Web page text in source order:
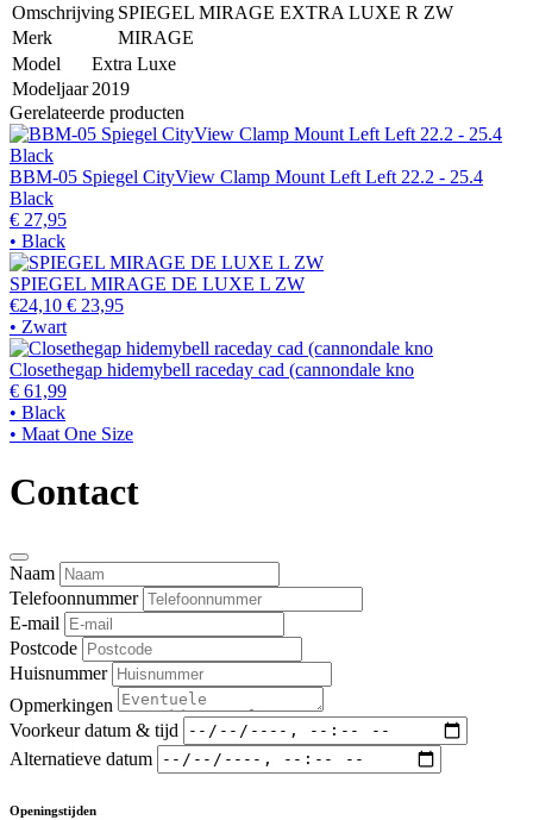
Omschrijving SPIEGEL MIRAGE EXTRA LUXE R ZW
Merk
MIRAGE
Model
Extra Luxe
Modeljaar 2019
Gerelateerde producten
BBM-05 Spiegel CityView Clamp Mount Left Left 22.2 - 25.4
Black
€ 27,95
• Black
SPIEGEL MIRAGE DE LUXE L ZW
€24,10 € 23,95
• Zwart
Closethegap hidemybell raceday cad (cannondale kno
€ 61,99
• Black
• Maat One Size
Contact
Naam
Telefoonnummer
E-mail
Postcode
Huisnummer
Opmerkingen
Voorkeur datum & tijd
Alternatieve datum
Openingstijden